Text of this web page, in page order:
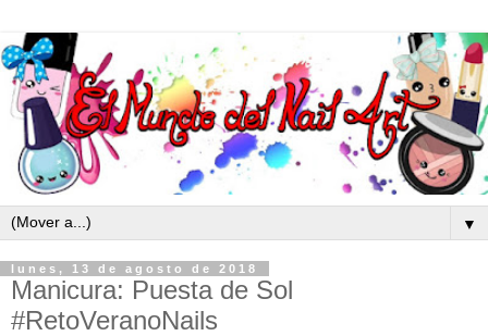
▼
lunes, 13 de agosto de 2018
Manicura: Puesta de Sol
#RetoVeranoNails